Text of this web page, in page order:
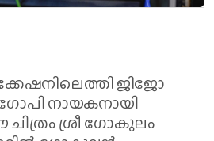
ജിജോ
നായകനായി
ശ്രീ ഗോകുലം